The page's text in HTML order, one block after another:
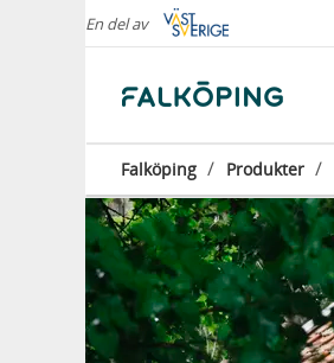
En del av
Falköping / Produkter /